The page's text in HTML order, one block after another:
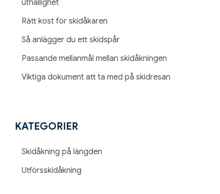
uthållighet
uthållighet
Rätt kost för skidåkaren
Så anlägger du ett skidspår
Passande mellanmål mellan skidåkningen
Viktiga dokument att ta med på skidresan
KATEGORIER
Skidåkning på längden
Utförsskidåkning